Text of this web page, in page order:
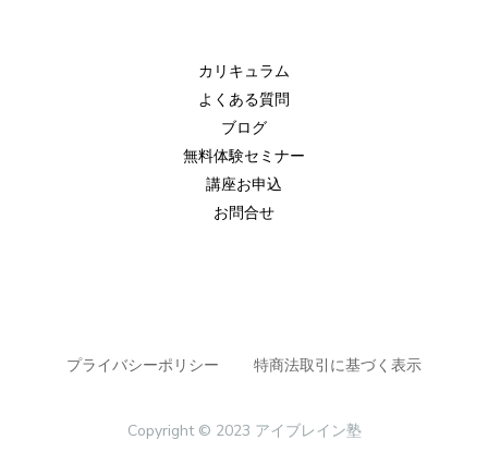
カリキュラム
よくある質問
ブログ
無料体験セミナー
講座お申込
お問合せ
プライバシーポリシー 特商法取引に基づく表示
Copyright © 2023 アイブレイン塾